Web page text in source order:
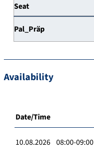
Seat
Pal_Präp
Availability
Date/Time
10.08.2026 08:00-09:00